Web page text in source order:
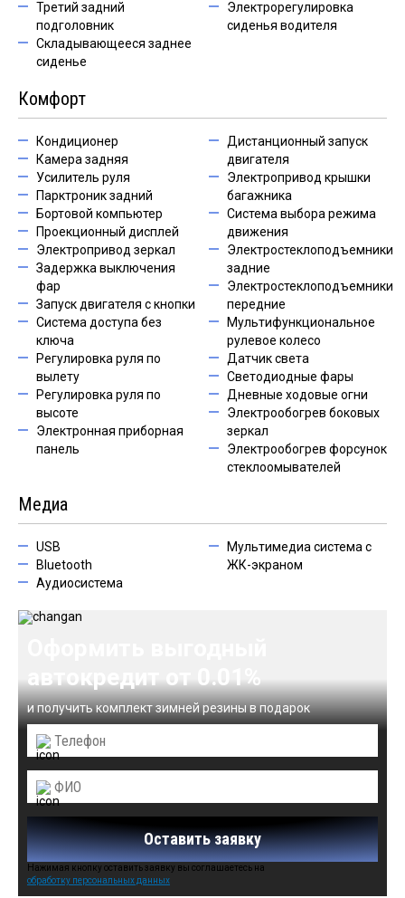
Третий задний
подголовник
Складывающееся заднее
сиденье
Электрорегулировка
сиденья водителя
Комфорт
Кондиционер
Камера задняя
Усилитель руля
Парктроник задний
Бортовой компьютер
Проекционный дисплей
Электропривод зеркал
Задержка выключения
фар
Запуск двигателя с кнопки
Система доступа без
ключа
Регулировка руля по
вылету
Регулировка руля по
высоте
Электронная приборная
панель
Дистанционный запуск
двигателя
Электропривод крышки
багажника
Система выбора режима
движения
Электростеклоподъемники
задние
Электростеклоподъемники
передние
Мультифункциональное
рулевое колесо
Датчик света
Светодиодные фары
Дневные ходовые огни
Электрообогрев боковых
зеркал
Электрообогрев форсунок
стеклоомывателей
Медиа
USB
Bluetooth
Аудиосистема
Мультимедиа система с
ЖК-экраном
автокредит от 0.01%
и получить комплект зимней резины в подарок
Оставить заявку
Нажимая кнопку оставить заявку вы соглашаетесь на
обработку персональных данных